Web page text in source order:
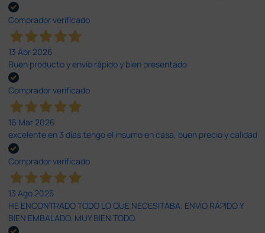
Comprador verificado
13 Abr 2026
Buen producto y envío rápido y bien presentado
Comprador verificado
16 Mar 2026
excelente en 3 días tengo el insumo en casa, buen precio y calidad
Comprador verificado
13 Ago 2025
HE ENCONTRADO TODO LO QUE NECESITABA. ENVÍO RÁPIDO Y
BIEN EMBALADO. MUY BIEN TODO.